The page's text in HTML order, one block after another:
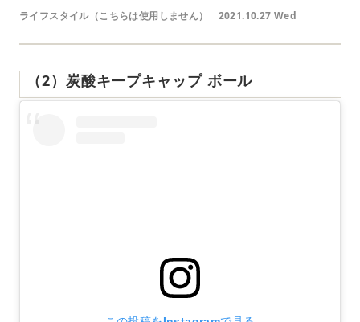
ライフスタイル（こちらは使用しません） 2021.10.27 Wed
（2）炭酸キープキャップ ボール